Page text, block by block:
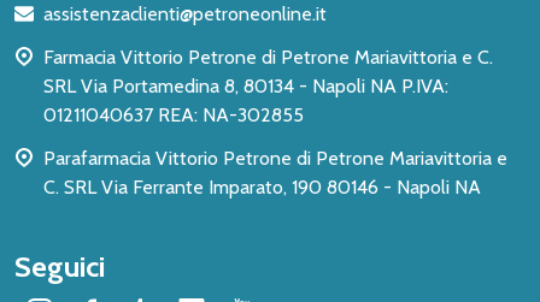
pagina
assistenzaclienti@petroneonline.it
Farmacia Vittorio Petrone di Petrone Mariavittoria e C.
SRL Via Portamedina 8, 80134 - Napoli NA P.IVA:
01211040637 REA: NA-302855
Parafarmacia Vittorio Petrone di Petrone Mariavittoria e
C. SRL Via Ferrante Imparato, 190 80146 - Napoli NA
Seguici